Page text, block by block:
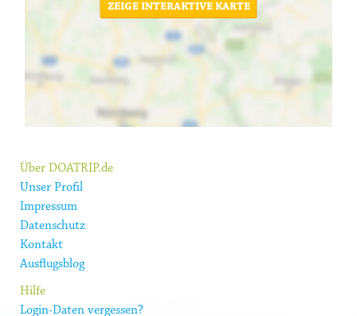
ZEIGE INTERAKTIVE KARTE
Über DOATRIP.de
Unser Profil
Impressum
Datenschutz
Kontakt
Ausflugsblog
Hilfe
Login-Daten vergessen?